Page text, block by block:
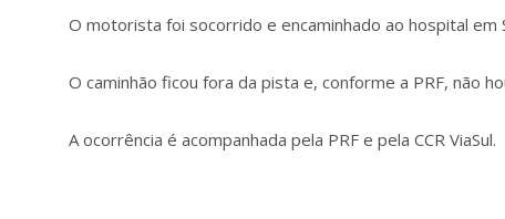
O motorista foi socorrido e encaminhado ao hospital
O caminhão ficou fora da pista e, conforme a PRF, não
A ocorrência é acompanhada pela PRF e pela CCR ViaSul.